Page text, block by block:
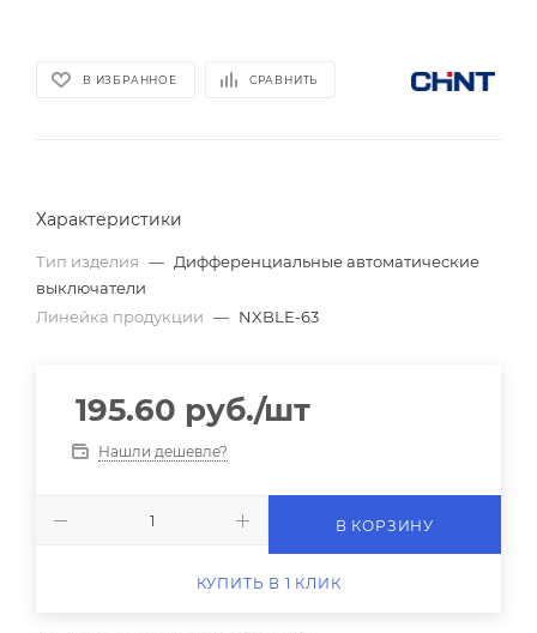
В ИЗБРАННОЕ СРАВНИТЬ
Характеристики
Тип изделия — Дифференциальные автоматические
выключатели
Линейка продукции — NXBLE-63
195.60 руб./шт
Нашли дешевле?
В КОРЗИНУ
КУПИТЬ В 1 КЛИК